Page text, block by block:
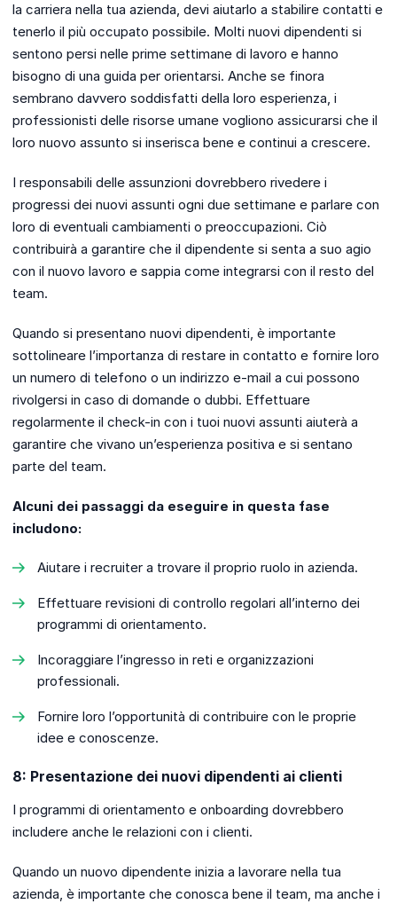
la carriera nella tua azienda, devi aiutarlo a stabilire contatti e
tenerlo il più occupato possibile. Molti nuovi dipendenti si
sentono persi nelle prime settimane di lavoro e hanno
bisogno di una guida per orientarsi. Anche se finora
sembrano davvero soddisfatti della loro esperienza, i
professionisti delle risorse umane vogliono assicurarsi che il
loro nuovo assunto si inserisca bene e continui a crescere.
I responsabili delle assunzioni dovrebbero rivedere i
progressi dei nuovi assunti ogni due settimane e parlare con
loro di eventuali cambiamenti o preoccupazioni. Ciò
contribuirà a garantire che il dipendente si senta a suo agio
con il nuovo lavoro e sappia come integrarsi con il resto del
team.
Quando si presentano nuovi dipendenti, è importante
sottolineare l’importanza di restare in contatto e fornire loro
un numero di telefono o un indirizzo e-mail a cui possono
rivolgersi in caso di domande o dubbi. Effettuare
regolarmente il check-in con i tuoi nuovi assunti aiuterà a
garantire che vivano un’esperienza positiva e si sentano
parte del team.
Alcuni dei passaggi da eseguire in questa fase
includono:
Aiutare i recruiter a trovare il proprio ruolo in azienda.
Effettuare revisioni di controllo regolari all’interno dei
programmi di orientamento.
Incoraggiare l’ingresso in reti e organizzazioni
professionali.
Fornire loro l’opportunità di contribuire con le proprie
idee e conoscenze.
8: Presentazione dei nuovi dipendenti ai clienti
I programmi di orientamento e onboarding dovrebbero
includere anche le relazioni con i clienti.
Quando un nuovo dipendente inizia a lavorare nella tua
azienda, è importante che conosca bene il team, ma anche i